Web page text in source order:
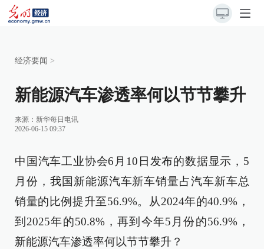
经济要闻 >
新能源汽车渗透率何以节节攀升
来源： 新华每日电讯
2026-06-15 09:37
中国汽车工业协会6月10日发布的数据显示，5
月份，我国新能源汽车新车销量占汽车新车总
销量的比例提升至56.9%。从2024年的40.9%，
到2025年的50.8%，再到今年5月份的56.9%，
新能源汽车渗透率何以节节攀升？